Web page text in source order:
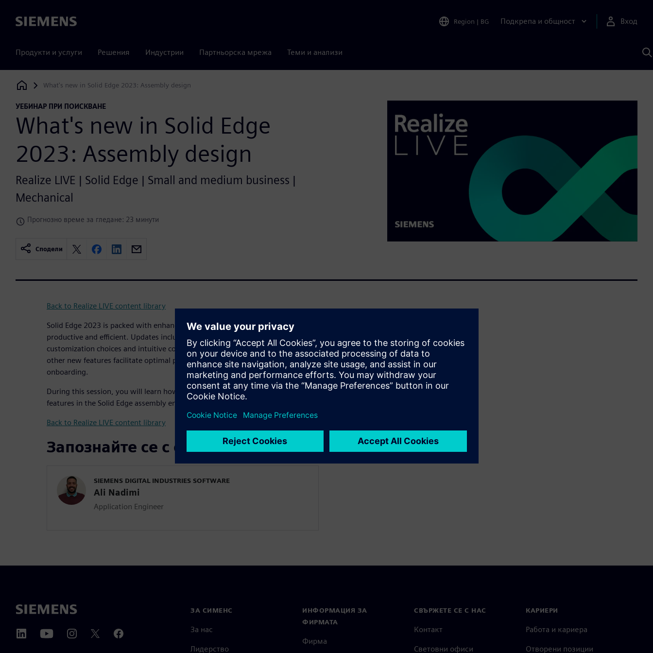
Siemens Region | BG Подкрепа и общност Вход
Продукти и услуги Решения Индустрии Партньорска мрежа Теми и анализи
с
Siemens Digital Industries Software
What's new in Solid Edge 2023: Assembly design
УЕБИНАР ПРИ ПОИСКВАНЕ
What's new in Solid Edge
2023: Assembly design
Realize LIVE | Solid Edge | Small and medium business |
Mechanical
Прогнозно време за гледане: 23 минути
Сподели
Back to Realize LIVE content library
Solid Edge 2023 is packed with enhancements designed to make you more
productive and efficient. Updates include improved modeling workflows, new
customization choices and intuitive command bars and toolbars. These and
other new features facilitate optimal productivity while accelerating new user
onboarding.
During this session, you will learn how to make full use of the latest new
features in the Solid Edge assembly environment.
Back to Realize LIVE content library
Запознайте се с оратора
SIEMENS DIGITAL INDUSTRIES SOFTWARE
Ali Nadimi
Application Engineer
ЗА СИМЕНС
За нас
Лидерство
ИНФОРМАЦИЯ ЗА
ФИРМАТА
Фирма
СВЪРЖЕТЕ СЕ С НАС
Контакт
Световни офиси
КАРИЕРИ
Работа и кариера
Отворени позиции